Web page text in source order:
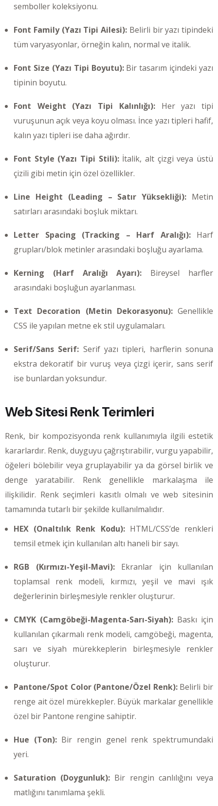
semboller koleksiyonu.
Font Family (Yazı Tipi Ailesi): Belirli bir yazı tipindeki
tüm varyasyonlar, örneğin kalın, normal ve italik.
Font Size (Yazı Tipi Boyutu): Bir tasarım içindeki yazı
tipinin boyutu.
Font Weight (Yazı Tipi Kalınlığı): Her yazı tipi
vuruşunun açık veya koyu olması. İnce yazı tipleri hafif,
kalın yazı tipleri ise daha ağırdır.
Font Style (Yazı Tipi Stili): İtalik, alt çizgi veya üstü
çizili gibi metin için özel özellikler.
Line Height (Leading – Satır Yüksekliği): Metin
satırları arasındaki boşluk miktarı.
Letter Spacing (Tracking – Harf Aralığı): Harf
grupları/blok metinler arasındaki boşluğu ayarlama.
Kerning (Harf Aralığı Ayarı): Bireysel harfler
arasındaki boşluğun ayarlanması.
Text Decoration (Metin Dekorasyonu): Genellikle
CSS ile yapılan metne ek stil uygulamaları.
Serif/Sans Serif: Serif yazı tipleri, harflerin sonuna
ekstra dekoratif bir vuruş veya çizgi içerir, sans serif
ise bunlardan yoksundur.
Web Sitesi Renk Terimleri
Renk, bir kompozisyonda renk kullanımıyla ilgili estetik
kararlardır. Renk, duyguyu çağrıştırabilir, vurgu yapabilir,
öğeleri bölebilir veya gruplayabilir ya da görsel birlik ve
denge yaratabilir. Renk genellikle markalaşma ile
ilişkilidir. Renk seçimleri kasıtlı olmalı ve web sitesinin
tamamında tutarlı bir şekilde kullanılmalıdır.
HEX (Onaltılık Renk Kodu): HTML/CSS’de renkleri
temsil etmek için kullanılan altı haneli bir sayı.
RGB (Kırmızı-Yeşil-Mavi): Ekranlar için kullanılan
toplamsal renk modeli, kırmızı, yeşil ve mavi ışık
değerlerinin birleşmesiyle renkler oluşturur.
CMYK (Camgöbeği-Magenta-Sarı-Siyah): Baskı için
kullanılan çıkarmalı renk modeli, camgöbeği, magenta,
sarı ve siyah mürekkeplerin birleşmesiyle renkler
oluşturur.
Pantone/Spot Color (Pantone/Özel Renk): Belirli bir
renge ait özel mürekkepler. Büyük markalar genellikle
özel bir Pantone rengine sahiptir.
Hue (Ton): Bir rengin genel renk spektrumundaki
yeri.
Saturation (Doygunluk): Bir rengin canlılığını veya
matlığını tanımlama şekli.